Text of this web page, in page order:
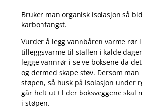
Bruker man organisk isolasjon så
karbonfangst.
Vurder å legg vannbåren varme rør
tilleggsvarme til stallen i kalde
legge vannrør i selve boksene da
og dermed skape støv. Dersom
støpen, så husk på isolasjon under
går helt ut til der boksveggene skal
i støpen.